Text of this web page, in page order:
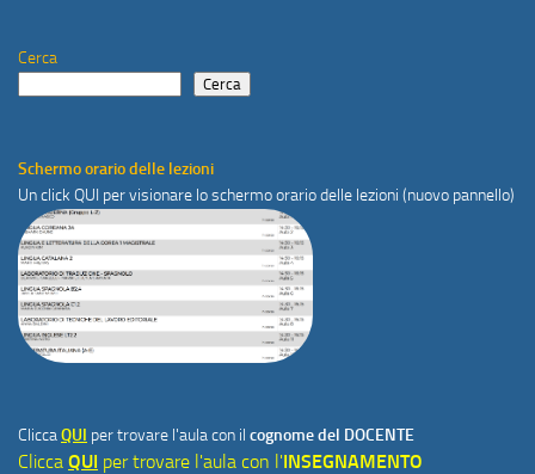
Cerca
Cerca
Schermo orario delle lezioni
Un click QUI per visionare lo schermo orario delle lezioni (nuovo pannello)
CliccaQUI per trovare l'aula con il cognome del DOCENTE
Clicca QUI per trovare l'aula con l'INSEGNAMENTO